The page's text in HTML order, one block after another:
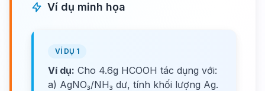
Ví dụ minh họa
VÍ DỤ 1
Ví dụ: Cho 4.6g HCOOH tác dụng với:
a) AgNO₃/NH₃ dư, tính khối lượng Ag.